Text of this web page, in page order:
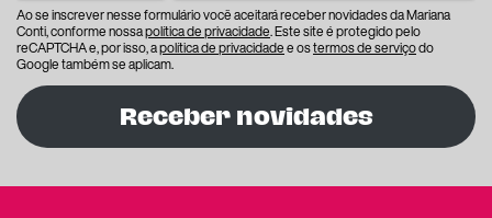
Ao se inscrever nesse formulário você aceitará receber novidades da Mariana
Conti, conforme nossapolítica de privacidade. Este site é protegido pelo
reCAPTCHA e, por isso, apolítica de privacidadee ostermos de serviçodo
Google também se aplicam.
Receber novidades